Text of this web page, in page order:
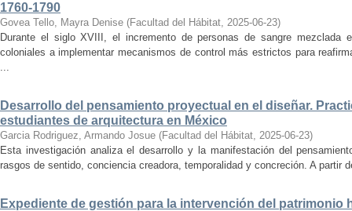
1760-1790
Govea Tello, Mayra Denise (Facultad del Hábitat, 2025-06-23)
Durante el siglo XVIII, el incremento de personas de sangre
coloniales a implementar mecanismos de control más estrictos para
...
Desarrollo del pensamiento proyectual en el diseñar.
estudiantes de arquitectura en México
Garcia Rodriguez, Armando Josue (Facultad del Hábitat, 2025-06-23)
Esta investigación analiza el desarrollo y la manifestación del
rasgos de sentido, conciencia creadora, temporalidad y concreción. A partir
Expediente de gestión para la intervención del patrimonio